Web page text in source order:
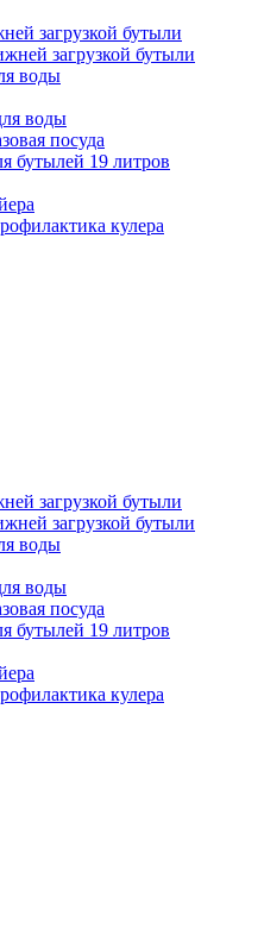
загрузкой бутыли
загрузкой бутыли
воды
воды
посуда
бутылей 19 литров
кулера
загрузкой бутыли
загрузкой бутыли
воды
воды
посуда
бутылей 19 литров
кулера